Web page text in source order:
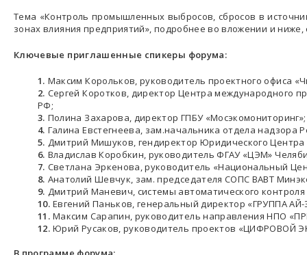
Тема «Контроль промышленных выбросов, сбросов в
зонах влияния предприятий», подробнее во вложении и ниже,
Ключевые приглашенные спикеры форума:
Максим Корольков, руководитель проектного офиса
Сергей Коротков, директор Центра международного
РФ;
Полина Захарова, директор ГПБУ «Мосэкомониторинг»;
Галина Евстегнеева, зам.начальника отдела надзора
Дмитрий Мишуков, гендиректор Юридического
Владислав Коробкин, руководитель ФГАУ «ЦЭМ»
Светлана Эркенова, руководитель «Национальный
Анатолий Шевчук, зам. председателя СОПС ВАВТ
Дмитрий Маневич, системы автоматического
Евгений Паньков, генеральный директор «ГРУППА
Максим Сарапин, руководитель направления НПО
Юрий Русаков, руководитель проектов «ЦИФРОВОЙ